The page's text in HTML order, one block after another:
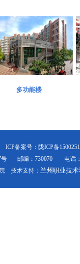
多功能楼
备案号：陇ICP备
号 邮编：730070 电话
技术支持： 兰州职业技